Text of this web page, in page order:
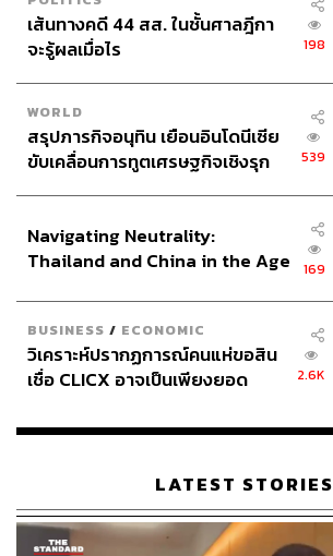
เส้นทางคดี 44 สส. ในชั้นศาลฎีกา
จะรู้ผลเมื่อไร
198
WORLD
สรุปภารกิจอนุทิน เยือนอินโดนีเซีย
ขับเคลื่อนการทูตเศรษฐกิจเชิงรุก
539
Navigating Neutrality:
Thailand and China in the Age
169
BUSINESS / ECONOMIC
วิเคราะห์ปรากฏการณ์คนแห่ขอสิน
เชื่อ CLICX อาจเป็นเพียงยอด
เรือนไทยที่ถูกซุกไว้
2.6K
LATEST STORIES